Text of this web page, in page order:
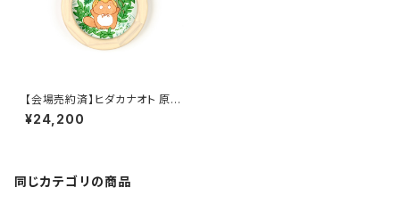
【会場売約済】ヒダカナオト 原画
５ 「伸びをするぼんやり子だぬ
き」
¥24,200
同じカテゴリの商品